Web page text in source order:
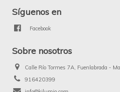
Síguenos en
Facebook
Sobre nosotros
Calle Río Tormes 7A, Fuenlabrada -
916420399